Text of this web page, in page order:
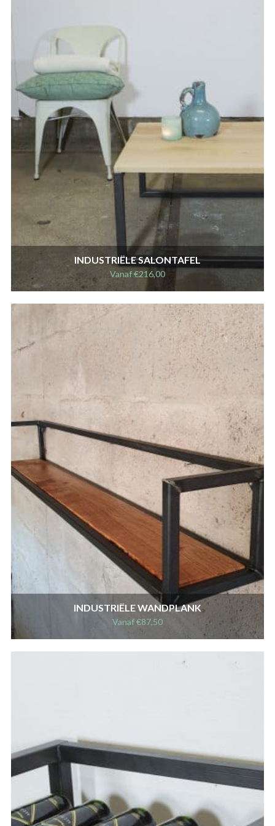
INDUSTRIËLE SALONTAFEL
Vanaf€216,00
INDUSTRIËLE WANDPLANK
Vanaf€87,50